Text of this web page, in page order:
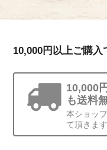
10,000円以上ご購
10,000
も送料
本ショッ
て頂きます